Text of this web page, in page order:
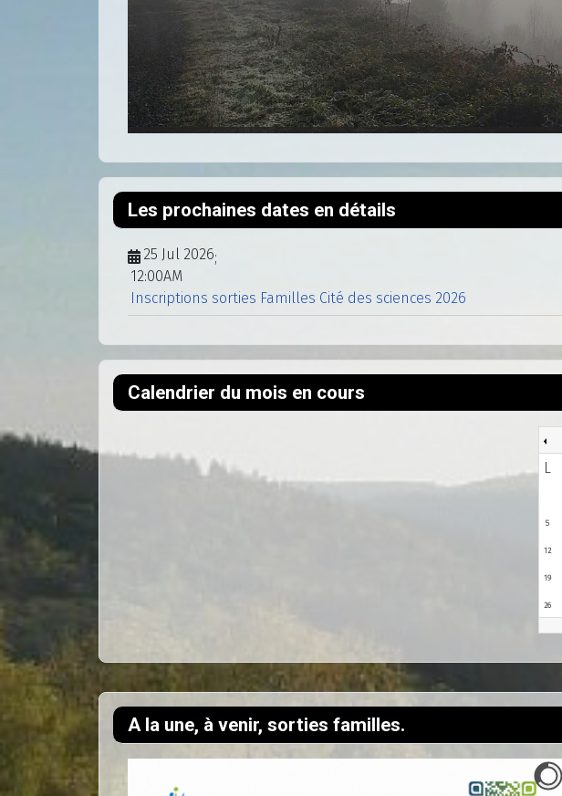
A la une, à venir, sorties familles.
Les prochaines dates en détails
25 Jul 2026;
12:00AM
Inscriptions sorties Familles Cité des sciences 2026
Calendrier du mois en cours
L
5
12
19
26